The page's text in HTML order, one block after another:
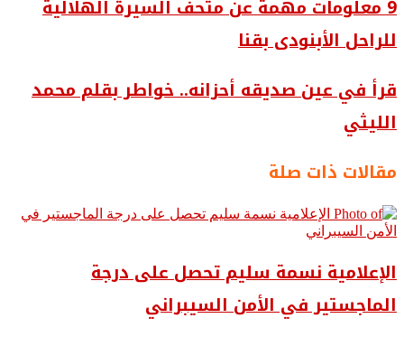
9 معلومات مهمة عن متحف السيرة الهلالية
للراحل الأبنودى بقنا
قرأ في عين صديقه أحزانه.. خواطر بقلم محمد
الليثي
مقالات ذات صلة
الإعلامية نسمة سليم تحصل على درجة
الماجستير في الأمن السيبراني